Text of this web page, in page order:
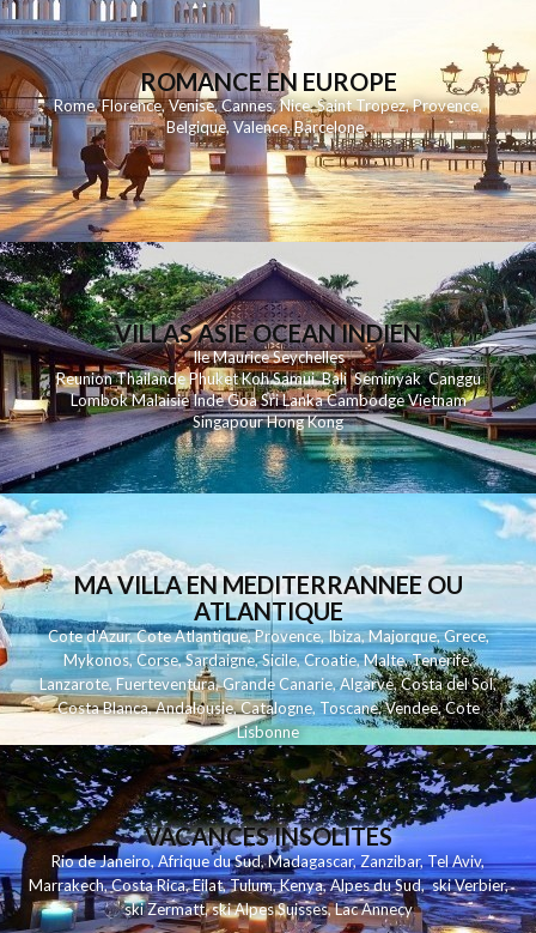
ROMANCE EN EUROPE
Rome,Florence,Venise,Cannes,Nice,Saint Tropez,Provence,
Belgique,Valence,Barcelone,
VILLAS ASIE OCEAN INDIEN
Ile MauriceSeychelles
ReunionThailandePhuketKohSamui Bali SeminyakCanggu
LombokMalaisieIndeGoaSri LankaCambodgeVietnam
SingapourHong Kong
MA VILLA EN MEDITERRANNEE OU
ATLANTIQUE
Cote d'Azur,Cote Atlantique,Provence,Ibiza,Majorque,Grece,
Mykonos,Corse,Sardaigne,Sicile,Croatie,Malte,Tenerife,
Lanzarote,Fuerteventura,Grande Canarie,Algarve,Costa del Sol,
Costa Blanca,Andalousie,Catalogne,Toscane,Vendee,Cote
Lisbonne
VACANCES INSOLITES
Rio de Janeiro,Afrique du Sud,Madagascar,Zanzibar,Tel Aviv,
Marrakech,Costa Rica,Eilat,Tulum,Kenya,Alpes du Sud,ski Verbier,
ski Zermatt,ski Alpes Suisses,Lac Annecy